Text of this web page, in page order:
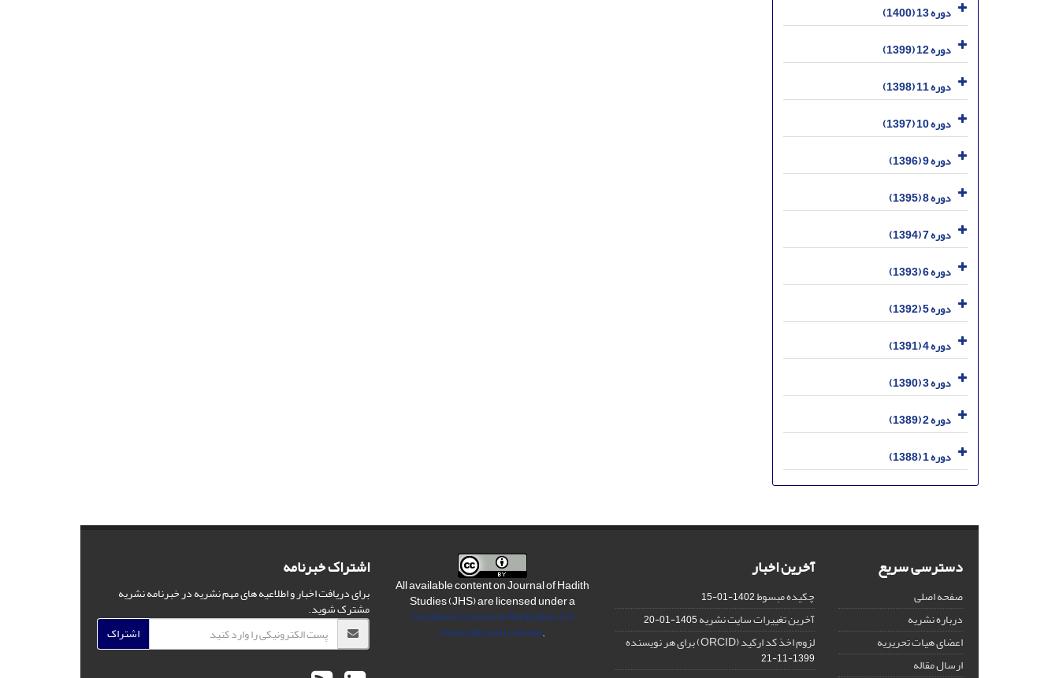
دوره 13 (1400)
دوره 12 (1399)
دوره 11 (1398)
دوره 10 (1397)
دوره 9 (1396)
دوره 8 (1395)
دوره 7 (1394)
دوره 6 (1393)
دوره 5 (1392)
دوره 4 (1391)
دوره 3 (1390)
دوره 2 (1389)
دوره 1 (1388)
دسترسی سریع
صفحه اصلی
درباره نشریه
اعضای هیات تحریریه
ارسال مقاله
آخرین اخبار
چکیده مبسوط1402-01-15
آخرین تغییرات سایت نشریه1405-01-20
لزوم اخذ کد ارکید (ORCID) برای هر نویسنده
1399-11-21
All available content on Journal of Hadith
Studies (JHS) are licensed under a
Creative Commons Attribution 4.0
International License.
اشتراک خبرنامه
برای دریافت اخبار و اطلاعیه های مهم نشریه در خبرنامه نشریه
مشترک شوید.
اشتراک